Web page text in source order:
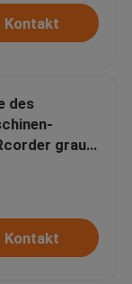
Kontakt
des
graue
Kontakt